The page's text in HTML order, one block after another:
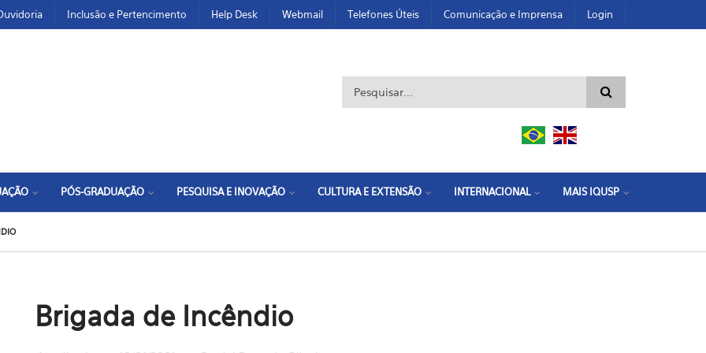
Inclusão e Pertencimento Help Desk Webmail Telefones Úteis Comunicação e Imprensa Login
Formulário de busca
PÓS-GRADUAÇÃO PESQUISA E INOVAÇÃO CULTURA E EXTENSÃO INTERNACIONAL MAIS IQUSP
Brigada de Incêndio